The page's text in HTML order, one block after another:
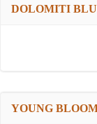
DOLOMITI
YOUNG